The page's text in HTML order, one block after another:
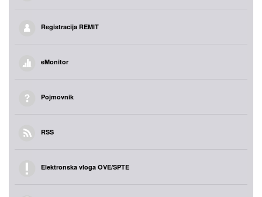
Registracija REMIT
eMonitor
Pojmovnik
RSS
Elektronska vloga OVE/SPTE